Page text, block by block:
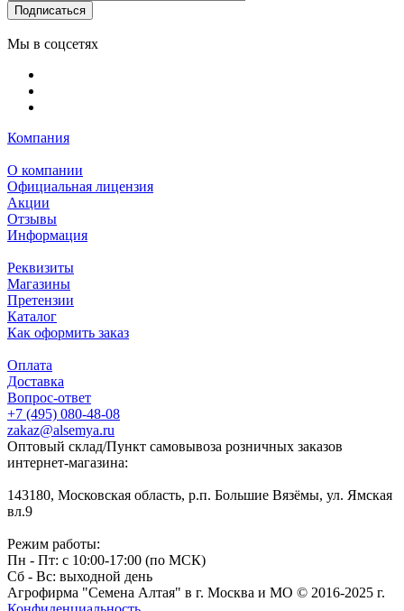
Подписаться
Мы в соцсетях
Компания
О компании
Официальная лицензия
Акции
Отзывы
Информация
Реквизиты
Магазины
Претензии
Каталог
Как оформить заказ
Оплата
Доставка
Вопрос-ответ
+7 (495) 080-48-08
zakaz@alsemya.ru
Оптовый склад/Пункт самовывоза розничных заказов
интернет-магазина:
143180, Московская область, р.п. Большие Вязёмы, ул. Ямская
вл.9
Режим работы:
Пн - Пт: с 10:00-17:00 (по МСК)
Сб - Вс: выходной день
Агрофирма "Семена Алтая" в г. Москва и МО © 2016-2025 г.